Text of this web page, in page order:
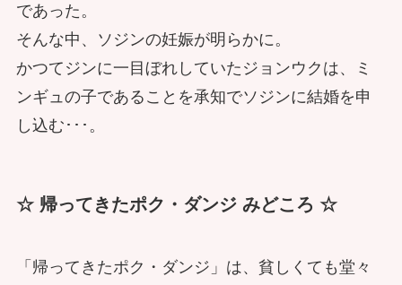
であった。
そんな中、ソジンの妊娠が明らかに。
かつてジンに一目ぼれしていたジョンウクは、ミ
ンギュの子であることを承知でソジンに結婚を申
し込む･･･。
☆ 帰ってきたポク・ダンジ みどころ ☆
「帰ってきたポク・ダンジ」は、貧しくても堂々